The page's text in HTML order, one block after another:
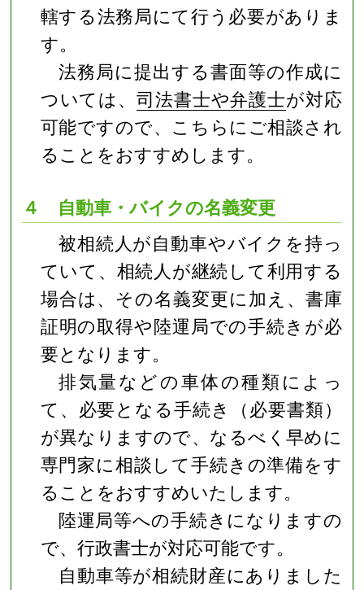
轄する法務局にて行う必要がありま
す。
法務局に提出する書面等の作成に
ついては、司法書士や弁護士が対応
可能ですので、こちらにご相談され
ることをおすすめします。
４ 自動車・バイクの名義変更
被相続人が自動車やバイクを持っ
ていて、相続人が継続して利用する
場合は、その名義変更に加え、書庫
証明の取得や陸運局での手続きが必
要となります。
排気量などの車体の種類によっ
て、必要となる手続き（必要書類）
が異なりますので、なるべく早めに
専門家に相談して手続きの準備をす
ることをおすすめいたします。
陸運局等への手続きになりますの
で、行政書士が対応可能です。
自動車等が相続財産にありました